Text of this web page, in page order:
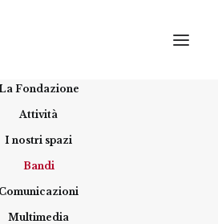
Fondazione
Attività
I nostri spazi
Bandi
Comunicazioni
Multimedia
& sessioni
2026